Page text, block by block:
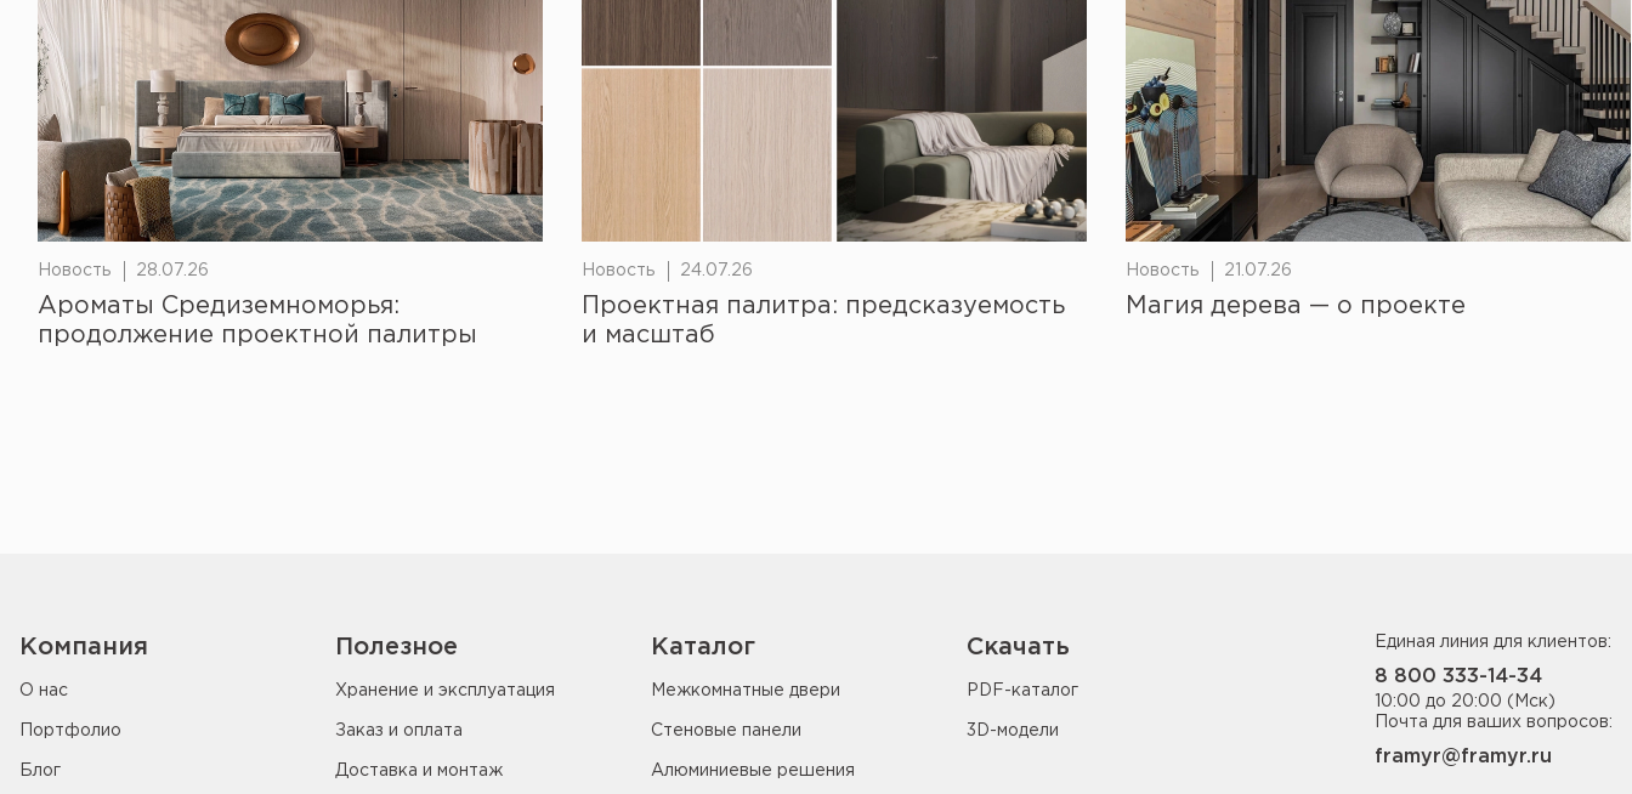
Новость 28.07.26
Ароматы Средиземноморья:
продолжение проектной палитры
Новость 24.07.26
Проектная палитра: предсказуемость
и масштаб
Новость 21.07.26
Магия дерева — о проекте
Компания
О нас
Портфолио
Блог
Полезное
Хранение и эксплуатация
Заказ и оплата
Доставка и монтаж
Каталог
Межкомнатные двери
Стеновые панели
Алюминиевые решения
Скачать
PDF-каталог
3D-модели
Единая линия для клиентов:
8 800 333-14-34
10:00 до 20:00 (Мск)
Почта для ваших вопросов:
framyr@framyr.ru